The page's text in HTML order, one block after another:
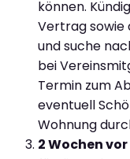
können.
Vertrag sowie
und suche
bei
Termin zum
eventuell
Wohnung
2 Wochen